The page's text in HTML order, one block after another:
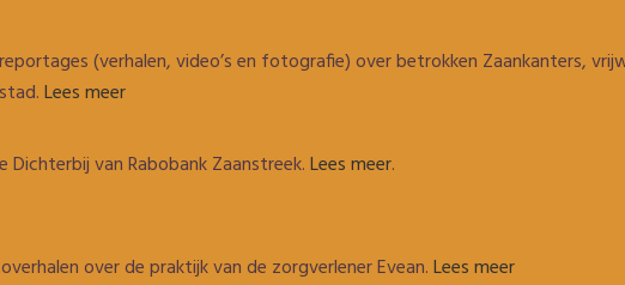
(verhalen, video’s en fotografie) over betrokken Zaankanters,
Lees meer
van Rabobank Zaanstreek.Lees meer.
over de praktijk van de zorgverlener Evean.Lees meer